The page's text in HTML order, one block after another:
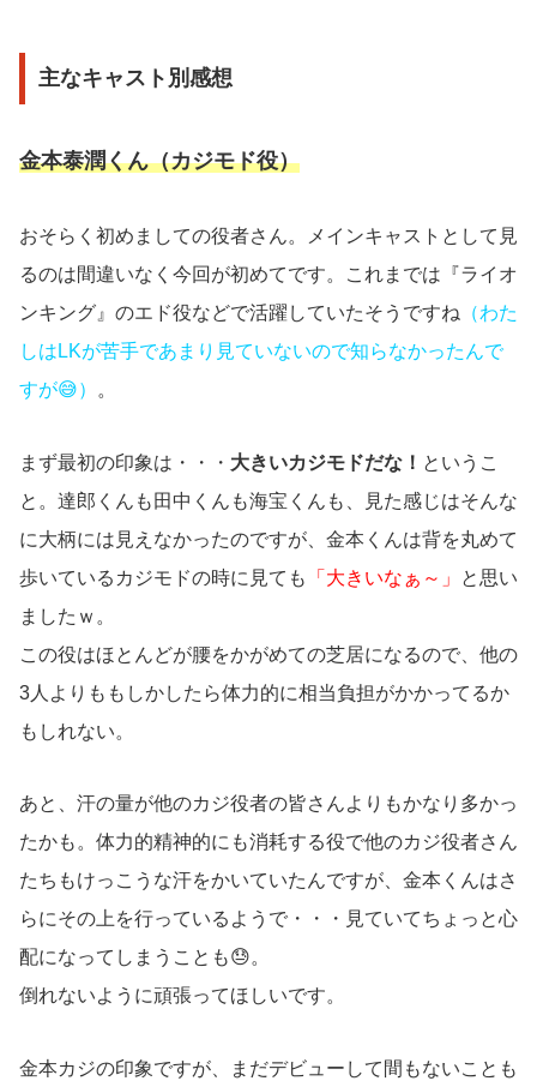
主なキャスト別感想
金本泰潤くん（カジモド役）
おそらく初めましての役者さん。メインキャストとして見
るのは間違いなく今回が初めてです。これまでは『ライオ
ンキング』のエド役などで活躍していたそうですね （わた
しはLKが苦手であまり見ていないので知らなかったんで
すが😅）
。
まず最初の印象は・・・ 大きいカジモドだな！ というこ
と。達郎くんも田中くんも海宝くんも、見た感じはそんな
に大柄には見えなかったのですが、金本くんは背を丸めて
歩いているカジモドの時に見ても
「大きいなぁ～」
と思い
ましたｗ。
この役はほとんどが腰をかがめての芝居になるので、他の
3人よりももしかしたら体力的に相当負担がかかってるか
もしれない。
あと、汗の量が他のカジ役者の皆さんよりもかなり多かっ
たかも。体力的精神的にも消耗する役で他のカジ役者さん
たちもけっこうな汗をかいていたんですが、金本くんはさ
らにその上を行っているようで・・・見ていてちょっと心
配になってしまうことも😓。
倒れないように頑張ってほしいです。
金本カジの印象ですが、まだデビューして間もないことも